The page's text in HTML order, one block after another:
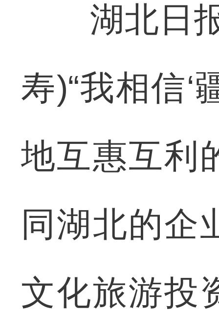
湖北日报
寿)“我相信‘
地互惠互利
同湖北的企
文化旅游投